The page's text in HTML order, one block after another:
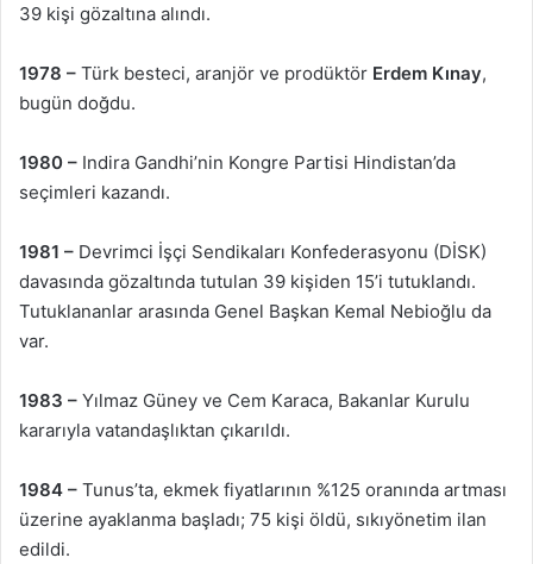
39 kişi gözaltına alındı.
1978 – Türk besteci, aranjör ve prodüktör Erdem Kınay,
bugün doğdu.
1980 – Indira Gandhi’nin Kongre Partisi Hindistan’da
seçimleri kazandı.
1981 – Devrimci İşçi Sendikaları Konfederasyonu (DİSK)
davasında gözaltında tutulan 39 kişiden 15’i tutuklandı.
Tutuklananlar arasında Genel Başkan Kemal Nebioğlu da
var.
1983 – Yılmaz Güney ve Cem Karaca, Bakanlar Kurulu
kararıyla vatandaşlıktan çıkarıldı.
1984 – Tunus’ta, ekmek fiyatlarının %125 oranında artması
üzerine ayaklanma başladı; 75 kişi öldü, sıkıyönetim ilan
edildi.